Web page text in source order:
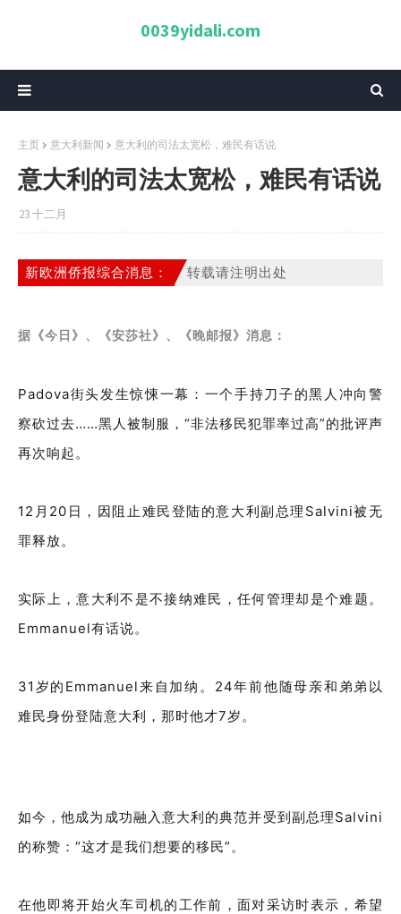
0039yidali.com
主页 意大利新闻 意大利的司法太宽松，难民有话说
意大利的司法太宽松，难民有话说
23 十二月
新欧洲侨报综合消息： 转载请注明出处
据《今日》、《安莎社》、《晚邮报》消息：
Padova街头发生惊悚一幕：一个手持刀子的黑人冲向警
察砍过去……黑人被制服，“非法移民犯罪率过高”的批评声
再次响起。
12月20日，因阻止难民登陆的意大利副总理Salvini被无
罪释放。
实际上，意大利不是不接纳难民，任何管理却是个难题。
Emmanuel有话说。
31岁的Emmanuel来自加纳。24年前他随母亲和弟弟以
难民身份登陆意大利，那时他才7岁。
如今，他成为成功融入意大利的典范并受到副总理Salvini
的称赞：“这才是我们想要的移民”。
在他即将开始火车司机的工作前，面对采访时表示，希望